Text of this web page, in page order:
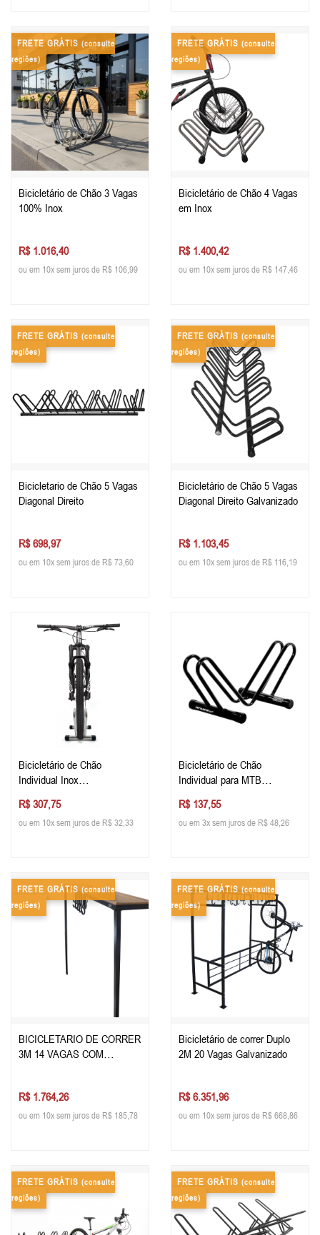
FRETE GRÁTIS (consulte
regiões)
Bicicletário de Chão 3 Vagas
100% Inox
R$ 1.016,40
ou em 10x sem juros de R$ 106,99
FRETE GRÁTIS (consulte
regiões)
Bicicletário de Chão 4 Vagas
em Inox
R$ 1.400,42
ou em 10x sem juros de R$ 147,46
FRETE GRÁTIS (consulte
regiões)
Bicicletario de Chão 5 Vagas
Diagonal Direito
R$ 698,97
ou em 10x sem juros de R$ 73,60
FRETE GRÁTIS (consulte
regiões)
Bicicletário de Chão 5 Vagas
Diagonal Direito Galvanizado
R$ 1.103,45
ou em 10x sem juros de R$ 116,19
Bicicletário de Chão
Individual Inox
R$ 307,75
ou em 10x sem juros de R$ 32,33
Bicicletário de Chão
Individual para MTB
R$ 137,55
ou em 3x sem juros de R$ 48,26
FRETE GRÁTIS (consulte
regiões)
BICICLETARIO DE CORRER
3M 14 VAGAS COM
R$ 1.764,26
ou em 10x sem juros de R$ 185,78
FRETE GRÁTIS (consulte
regiões)
Bicicletário de correr Duplo
2M 20 Vagas Galvanizado
R$ 6.351,96
ou em 10x sem juros de R$ 668,86
FRETE GRÁTIS (consulte
regiões)
FRETE GRÁTIS (consulte
regiões)